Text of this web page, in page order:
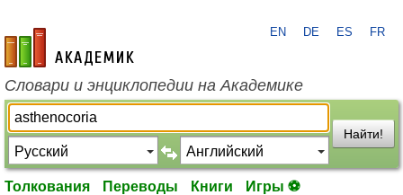
academic.ru
EN DE ES FR
Словари и энциклопедии на Академике
Найти!
Толкования Переводы Книги Игры ⚽